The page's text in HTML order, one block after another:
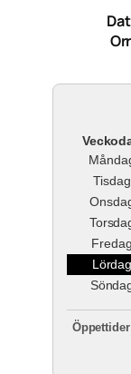
Tisdag
Fredag
Lördag